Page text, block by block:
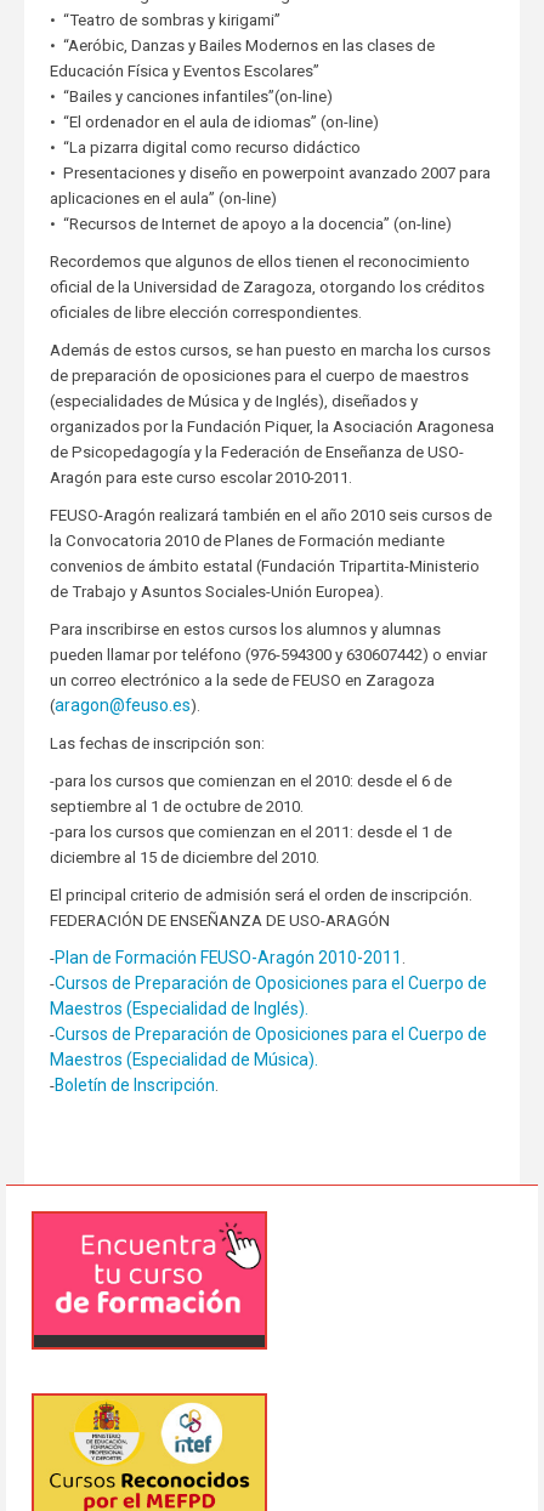
• “Teatro de sombras y kirigami”
• “Aeróbic, Danzas y Bailes Modernos en las clases de
Educación Física y Eventos Escolares”
• “Bailes y canciones infantiles”(on-line)
• “El ordenador en el aula de idiomas” (on-line)
• “La pizarra digital como recurso didáctico
• Presentaciones y diseño en powerpoint avanzado 2007 para
aplicaciones en el aula” (on-line)
• “Recursos de Internet de apoyo a la docencia” (on-line)
Recordemos que algunos de ellos tienen el reconocimiento
oficial de la Universidad de Zaragoza, otorgando los créditos
oficiales de libre elección correspondientes.
Además de estos cursos, se han puesto en marcha los cursos
de preparación de oposiciones para el cuerpo de maestros
(especialidades de Música y de Inglés), diseñados y
organizados por la Fundación Piquer, la Asociación Aragonesa
de Psicopedagogía y la Federación de Enseñanza de USO-
Aragón para este curso escolar 2010-2011.
FEUSO-Aragón realizará también en el año 2010 seis cursos de
la Convocatoria 2010 de Planes de Formación mediante
convenios de ámbito estatal (Fundación Tripartita-Ministerio
de Trabajo y Asuntos Sociales-Unión Europea).
Para inscribirse en estos cursos los alumnos y alumnas
pueden llamar por teléfono (976-594300 y 630607442) o enviar
un correo electrónico a la sede de FEUSO en Zaragoza
(aragon@feuso.es).
Las fechas de inscripción son:
-para los cursos que comienzan en el 2010: desde el 6 de
septiembre al 1 de octubre de 2010.
-para los cursos que comienzan en el 2011: desde el 1 de
diciembre al 15 de diciembre del 2010.
El principal criterio de admisión será el orden de inscripción.
FEDERACIÓN DE ENSEÑANZA DE USO-ARAGÓN
-Plan de Formación FEUSO-Aragón 2010-2011 .
-Cursos de Preparación de Oposiciones para el Cuerpo de
Maestros (Especialidad de Inglés).
-Cursos de Preparación de Oposiciones para el Cuerpo de
Maestros (Especialidad de Música).
-Boletín de Inscripción.